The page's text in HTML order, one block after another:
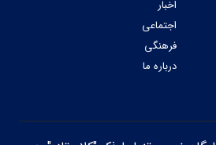
اخبار
اجتماعی
فرهنگی
درباره ما